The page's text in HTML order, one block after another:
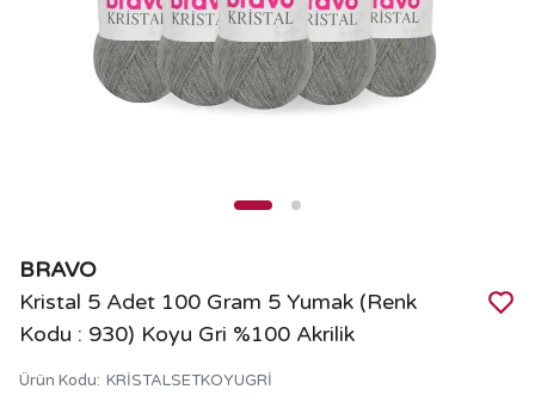
BRAVO
Kristal 5 Adet 100 Gram 5 Yumak (Renk
Kodu : 930) Koyu Gri %100 Akrilik
Ürün Kodu: KRİSTALSETKOYUGRİ